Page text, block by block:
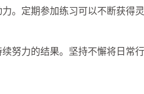
。定期参加练习可以不断获得
努力的结果。坚持不懈将日常